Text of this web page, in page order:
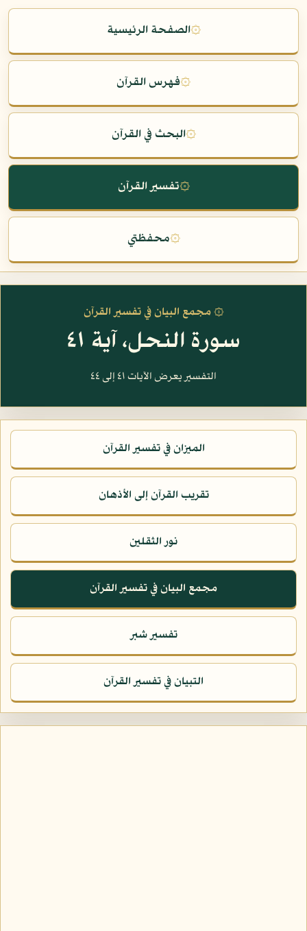
۞الصفحة الرئيسية
۞فهرس القرآن
۞البحث في القرآن
۞تفسير القرآن
۞محفظتي
۞ مجمع البيان في تفسير القرآن
سورة النحل، آية ٤١
التفسير يعرض الآيات ٤١ إلى ٤٤
الميزان في تفسير القرآن
تقريب القرآن إلى الأذهان
نور الثقلين
مجمع البيان في تفسير القرآن
تفسير شبر
التبيان في تفسير القرآن